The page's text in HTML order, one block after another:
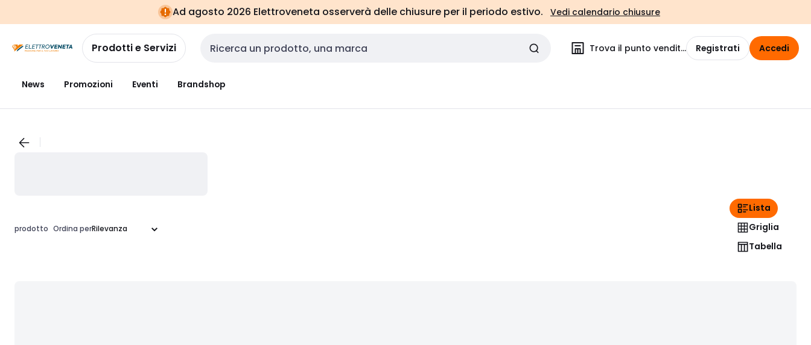
navigazionealla
pagina
Ad agosto 2026 Elettroveneta osserverà delle chiusure per il periodo estivo. Vedi calendario chiusure
Prodotti e Servizi Cerca input Trova il punto vendita Registrati Accedi
News Promozioni Eventi Brandshop
prodotto Ordina per
Lista
Griglia
Tabella